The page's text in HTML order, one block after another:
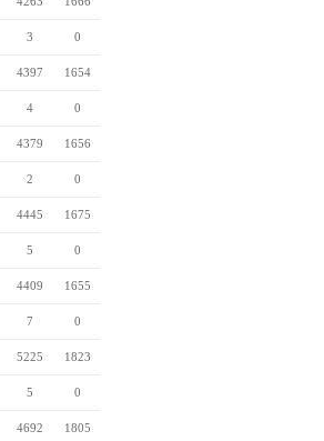
3 0
4397 1654
4 0
4379 1656
2 0
4445 1675
5 0
4409 1655
7 0
5225 1823
5 0
4692 1805